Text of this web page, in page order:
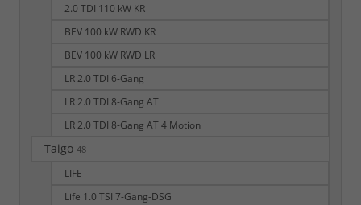
2.0 TDI 110 kW KR
BEV 100 kW RWD KR
BEV 100 kW RWD LR
LR 2.0 TDI 6-Gang
LR 2.0 TDI 8-Gang AT
LR 2.0 TDI 8-Gang AT 4 Motion
Taigo 48
LIFE
Life 1.0 TSI 7-Gang-DSG